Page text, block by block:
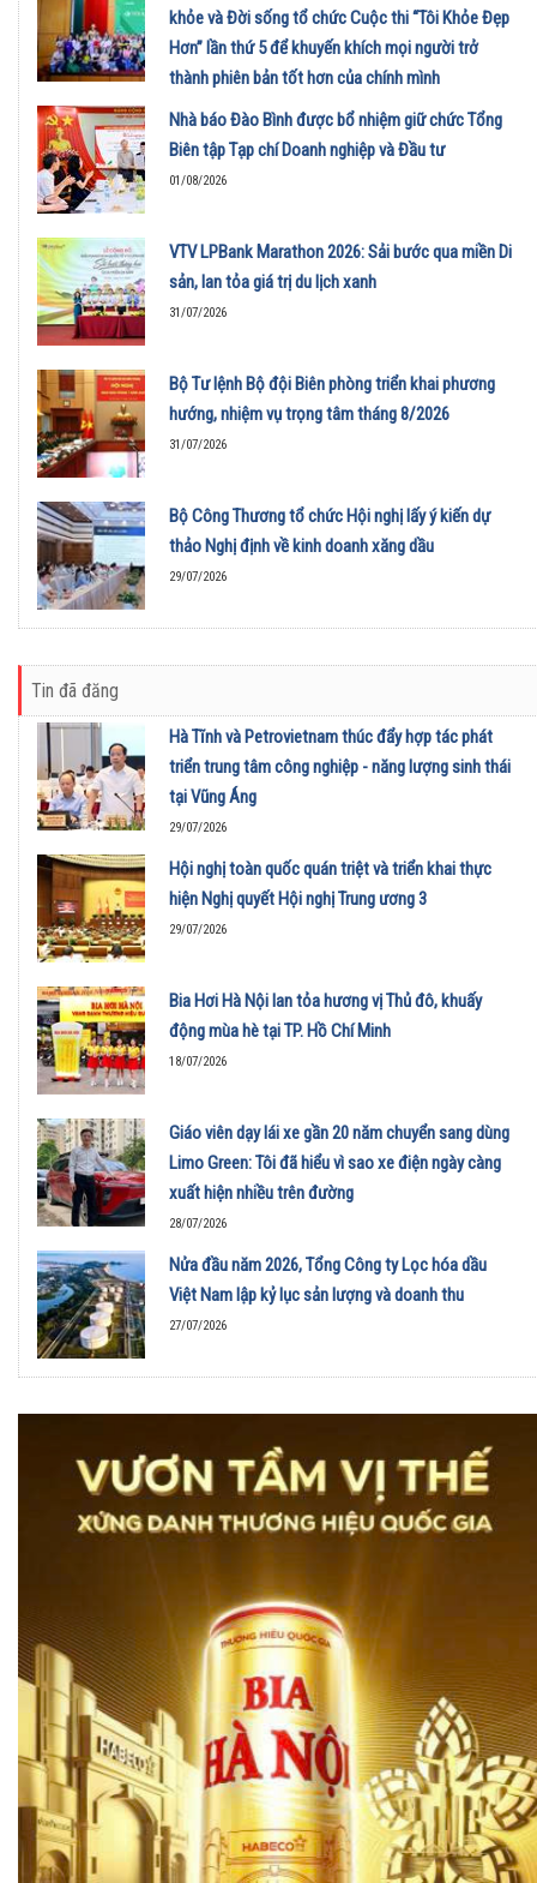
khỏe và Đời sống tổ chức Cuộc thi “Tôi Khỏe Đẹp
Hơn” lần thứ 5 để khuyến khích mọi người trở
thành phiên bản tốt hơn của chính mình
01/08/2026
Nhà báo Đào Bình được bổ nhiệm giữ chức Tổng
Biên tập Tạp chí Doanh nghiệp và Đầu tư
01/08/2026
VTV LPBank Marathon 2026: Sải bước qua miền Di
sản, lan tỏa giá trị du lịch xanh
31/07/2026
Bộ Tư lệnh Bộ đội Biên phòng triển khai phương
hướng, nhiệm vụ trọng tâm tháng 8/2026
31/07/2026
Bộ Công Thương tổ chức Hội nghị lấy ý kiến dự
thảo Nghị định về kinh doanh xăng dầu
29/07/2026
Tin đã đăng
Hà Tĩnh và Petrovietnam thúc đẩy hợp tác phát
triển trung tâm công nghiệp - năng lượng sinh thái
tại Vũng Áng
29/07/2026
Hội nghị toàn quốc quán triệt và triển khai thực
hiện Nghị quyết Hội nghị Trung ương 3
29/07/2026
Bia Hơi Hà Nội lan tỏa hương vị Thủ đô, khuấy
động mùa hè tại TP. Hồ Chí Minh
18/07/2026
Giáo viên dạy lái xe gần 20 năm chuyển sang dùng
Limo Green: Tôi đã hiểu vì sao xe điện ngày càng
xuất hiện nhiều trên đường
28/07/2026
Nửa đầu năm 2026, Tổng Công ty Lọc hóa dầu
Việt Nam lập kỷ lục sản lượng và doanh thu
27/07/2026